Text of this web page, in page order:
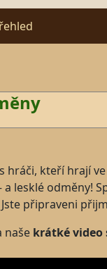
kteří hrají
lesklé odměny!
připraveni
naše krátké video